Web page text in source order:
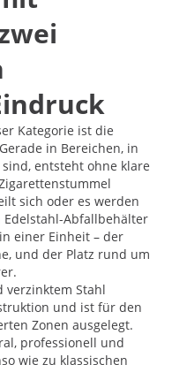
Kategorie ist die
in Bereichen, in
entsteht ohne klare
sich oder es werden
Abfallbehälter
einer Einheit – der
und der Platz rund um
verzinktem Stahl
und ist für den
Zonen ausgelegt.
professionell und
wie zu klassischen